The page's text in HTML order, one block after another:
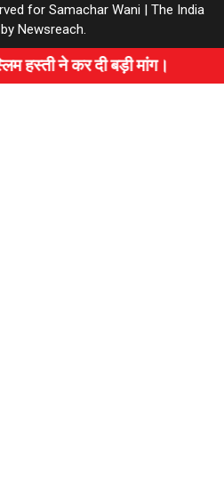
for Samachar Wani | The India
by Newsreach
बड़ी मांग। ⇝ विश्वास,